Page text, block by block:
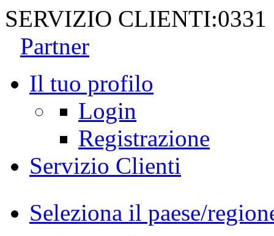
SERVIZIO CLIENTI:0331
Partner
Il tuo profilo
Login
Registrazione
Servizio Clienti
Seleziona il paese/